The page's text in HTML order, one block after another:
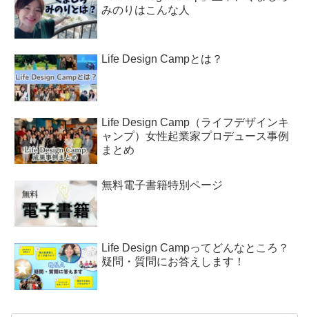
みのりはこんな人
Life Design Campとは？
Life Design Camp（ライフデザインキ
ャンプ）女性起業家プロデュース事例
まとめ
無料電子書籍特別ページ
Life Design Campってどんなところ？
疑問・質問にお答えします！